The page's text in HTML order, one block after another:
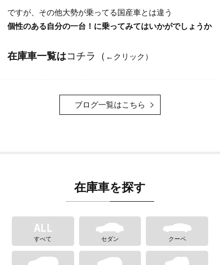
ですが、その他大勢が乗ってる国産車とは違う
個性のある自分の一台！に乗ってみてはいかがでしょうか
在庫車一覧はコチラ （ ←クリック）
ブログ一覧はこちら
在庫車を探す
すべて セダン クーペ